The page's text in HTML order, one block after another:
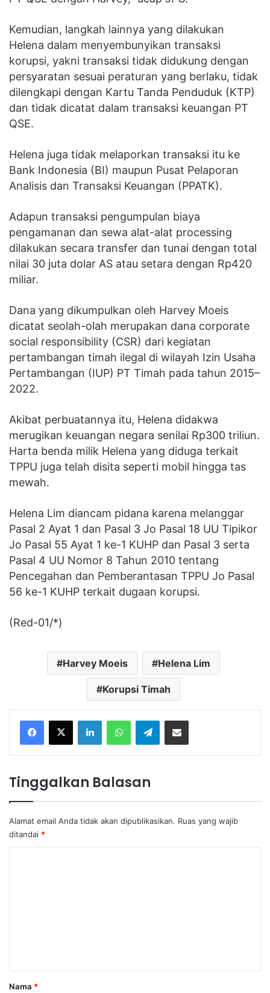
Kemudian, langkah lainnya yang dilakukan
Helena dalam menyembunyikan transaksi
korupsi, yakni transaksi tidak didukung dengan
persyaratan sesuai peraturan yang berlaku, tidak
dilengkapi dengan Kartu Tanda Penduduk (KTP)
dan tidak dicatat dalam transaksi keuangan PT
QSE.
Helena juga tidak melaporkan transaksi itu ke
Bank Indonesia (BI) maupun Pusat Pelaporan
Analisis dan Transaksi Keuangan (PPATK).
Adapun transaksi pengumpulan biaya
pengamanan dan sewa alat-alat processing
dilakukan secara transfer dan tunai dengan total
nilai 30 juta dolar AS atau setara dengan Rp420
miliar.
Dana yang dikumpulkan oleh Harvey Moeis
dicatat seolah-olah merupakan dana corporate
social responsibility (CSR) dari kegiatan
pertambangan timah ilegal di wilayah Izin Usaha
Pertambangan (IUP) PT Timah pada tahun 2015–
2022.
Akibat perbuatannya itu, Helena didakwa
merugikan keuangan negara senilai Rp300 triliun.
Harta benda milik Helena yang diduga terkait
TPPU juga telah disita seperti mobil hingga tas
mewah.
Helena Lim diancam pidana karena melanggar
Pasal 2 Ayat 1 dan Pasal 3 Jo Pasal 18 UU Tipikor
Jo Pasal 55 Ayat 1 ke-1 KUHP dan Pasal 3 serta
Pasal 4 UU Nomor 8 Tahun 2010 tentang
Pencegahan dan Pemberantasan TPPU Jo Pasal
56 ke-1 KUHP terkait dugaan korupsi.
(Red-01/*)
Harvey Moeis Helena Lim
Korupsi Timah
Facebook
X LinkedInWhatsAppTelegramShare via Email
Tinggalkan Balasan
Alamat email Anda tidak akan dipublikasikan. Ruas yang wajib
ditandai *
rNama *